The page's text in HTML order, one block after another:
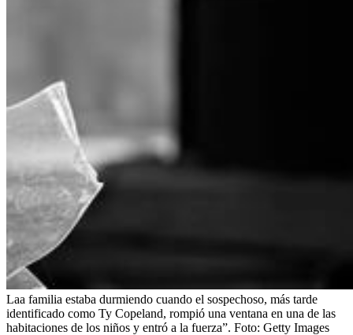
Laa familia estaba durmiendo cuando el sospechoso, más tarde
identificado como Ty Copeland, rompió una ventana en una de las
habitaciones de los niños y entró a la fuerza”. Foto: Getty Images